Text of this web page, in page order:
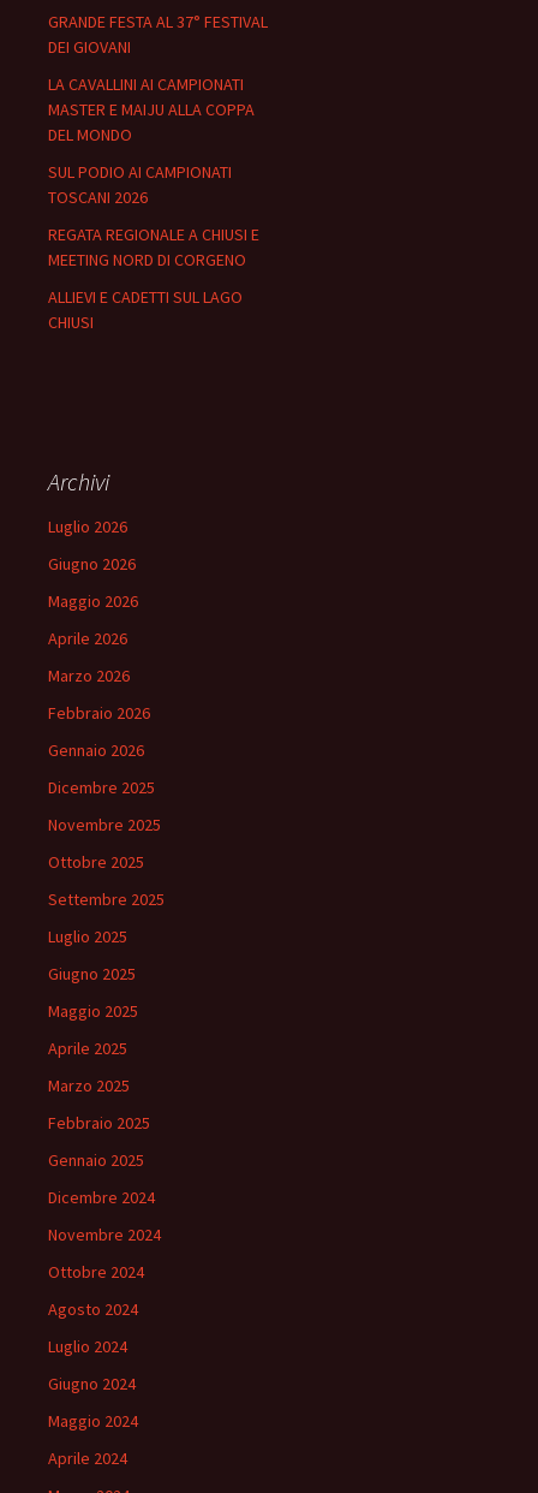
GRANDE FESTA AL 37° FESTIVAL
DEI GIOVANI
LA CAVALLINI AI CAMPIONATI
MASTER E MAIJU ALLA COPPA
DEL MONDO
SUL PODIO AI CAMPIONATI
TOSCANI 2026
REGATA REGIONALE A CHIUSI E
MEETING NORD DI CORGENO
ALLIEVI E CADETTI SUL LAGO
CHIUSI
Archivi
Luglio 2026
Giugno 2026
Maggio 2026
Aprile 2026
Marzo 2026
Febbraio 2026
Gennaio 2026
Dicembre 2025
Novembre 2025
Ottobre 2025
Settembre 2025
Luglio 2025
Giugno 2025
Maggio 2025
Aprile 2025
Marzo 2025
Febbraio 2025
Gennaio 2025
Dicembre 2024
Novembre 2024
Ottobre 2024
Agosto 2024
Luglio 2024
Giugno 2024
Maggio 2024
Aprile 2024